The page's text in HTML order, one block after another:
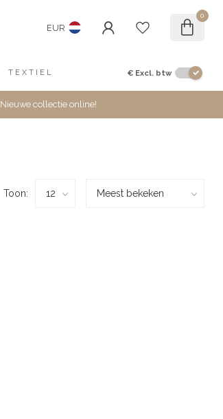
EUR
0
TEXTIEL € Excl. btw
Nieuwe collectie online!
Toon: